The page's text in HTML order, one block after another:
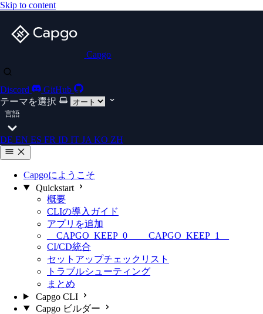
Skip to content
Capgo
Discord
GitHub
テーマを選択
言語
DE EN ES FR ID IT JA KO ZH
Capgoにようこそ
Quickstart
概要
CLIの導入ガイド
アプリを追加
__CAPGO_KEEP_0__ __CAPGO_KEEP_1__
CI/CD統合
セットアップチェックリスト
トラブルシューティング
まとめ
Capgo CLI
Capgo ビルダー